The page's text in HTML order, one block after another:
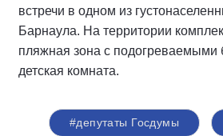
встречи в одном из
Барнаула. На территории
пляжная зона с подогреваемыми
детская комната.
#депутаты Госдумы